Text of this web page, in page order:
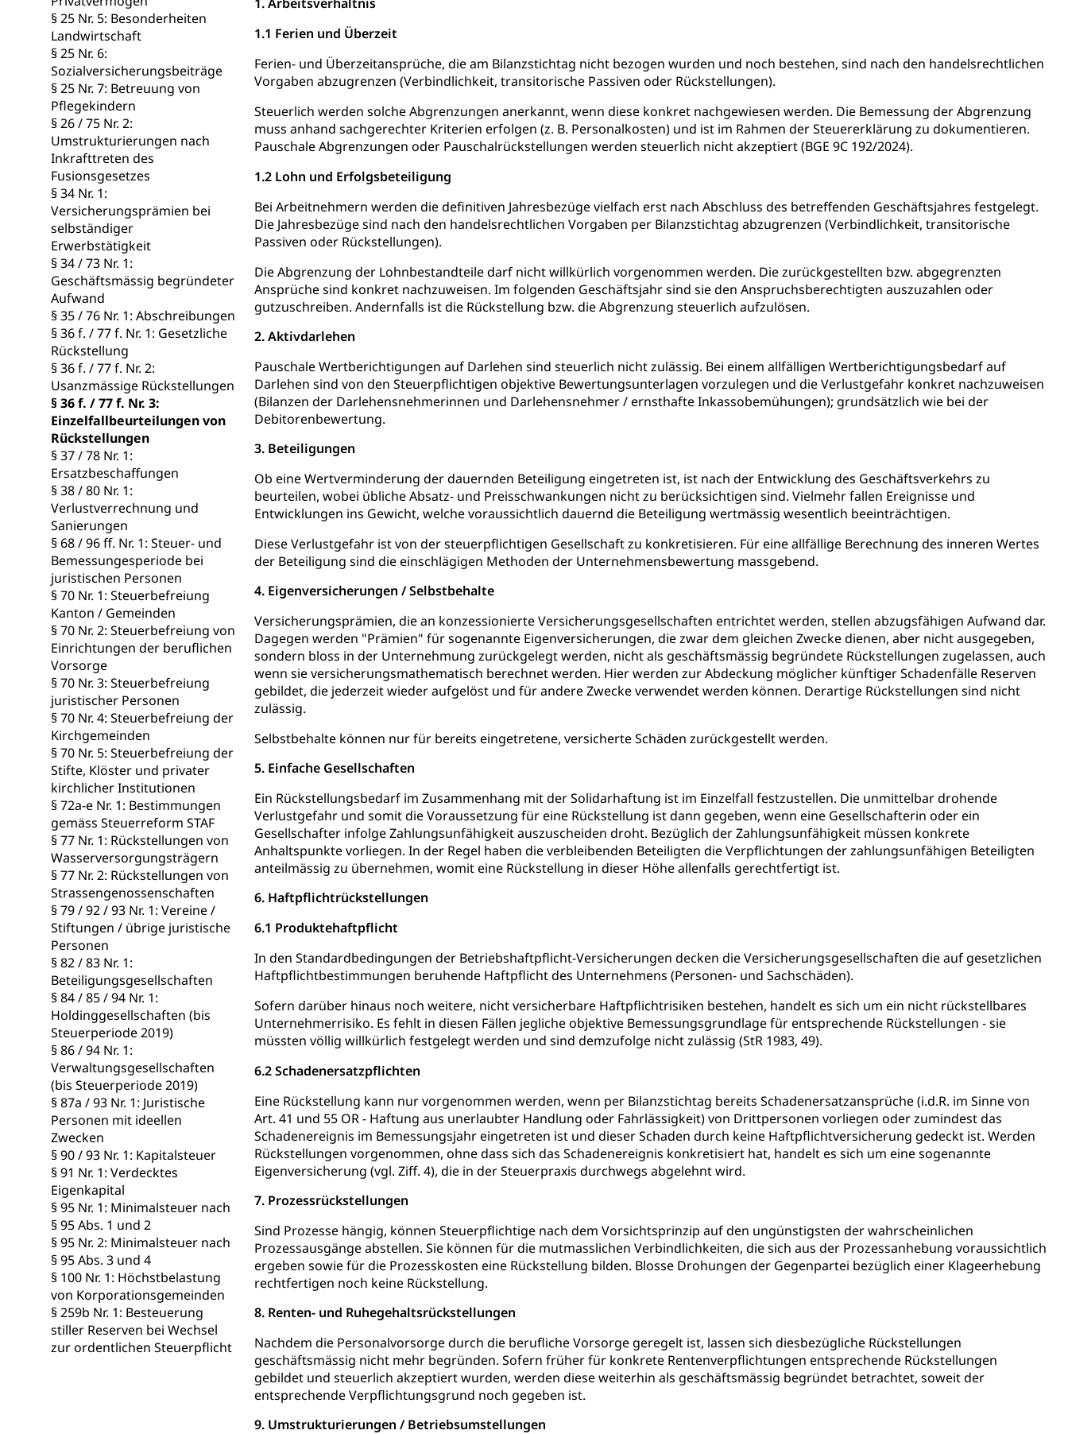
§ 25 Nr. 5: Besonderheiten
Landwirtschaft
§ 25 Nr. 6:
Sozialversicherungsbeiträge
§ 25 Nr. 7: Betreuung von
Pflegekindern
§ 26 / 75 Nr. 2:
Umstrukturierungen nach
Inkrafttreten des
Fusionsgesetzes
§ 34 Nr. 1:
Versicherungsprämien bei
selbständiger
Erwerbstätigkeit
§ 34 / 73 Nr. 1:
Geschäftsmässig begründeter
Aufwand
§ 35 / 76 Nr. 1: Abschreibungen
§ 36 f. / 77 f. Nr. 1: Gesetzliche
Rückstellung
§ 36 f. / 77 f. Nr. 2:
Usanzmässige Rückstellungen
§ 36 f. / 77 f. Nr. 3:
Einzelfallbeurteilungen von
Rückstellungen
§ 37 / 78 Nr. 1:
Ersatzbeschaffungen
§ 38 / 80 Nr. 1:
Verlustverrechnung und
Sanierungen
§ 68 / 96 ff. Nr. 1: Steuer- und
Bemessungesperiode bei
juristischen Personen
§ 70 Nr. 1: Steuerbefreiung
Kanton / Gemeinden
§ 70 Nr. 2: Steuerbefreiung von
Einrichtungen der beruflichen
Vorsorge
§ 70 Nr. 3: Steuerbefreiung
juristischer Personen
§ 70 Nr. 4: Steuerbefreiung der
Kirchgemeinden
§ 70 Nr. 5: Steuerbefreiung der
Stifte, Klöster und privater
kirchlicher Institutionen
§ 72a-e Nr. 1: Bestimmungen
gemäss Steuerreform STAF
§ 77 Nr. 1: Rückstellungen von
Wasserversorgungsträgern
§ 77 Nr. 2: Rückstellungen von
Strassengenossenschaften
§ 79 / 92 / 93 Nr. 1: Vereine /
Stiftungen / übrige juristische
Personen
§ 82 / 83 Nr. 1:
Beteiligungsgesellschaften
§ 84 / 85 / 94 Nr. 1:
Holdinggesellschaften (bis
Steuerperiode 2019)
§ 86 / 94 Nr. 1:
Verwaltungsgesellschaften
(bis Steuerperiode 2019)
§ 87a / 93 Nr. 1: Juristische
Personen mit ideellen
Zwecken
§ 90 / 93 Nr. 1: Kapitalsteuer
§ 91 Nr. 1: Verdecktes
Eigenkapital
§ 95 Nr. 1: Minimalsteuer nach
§ 95 Abs. 1 und 2
§ 95 Nr. 2: Minimalsteuer nach
§ 95 Abs. 3 und 4
§ 100 Nr. 1: Höchstbelastung
von Korporationsgemeinden
§ 259b Nr. 1: Besteuerung
stiller Reserven bei Wechsel
zur ordentlichen Steuerpflicht
1.1 Ferien und Überzeit
Ferien- und Überzeitansprüche, die am Bilanzstichtag nicht bezogen wurden und noch bestehen, sind nach den handelsrechtlichen
Vorgaben abzugrenzen (Verbindlichkeit, transitorische Passiven oder Rückstellungen).
Steuerlich werden solche Abgrenzungen anerkannt, wenn diese konkret nachgewiesen werden. Die Bemessung der Abgrenzung
muss anhand sachgerechter Kriterien erfolgen (z. B. Personalkosten) und ist im Rahmen der Steuererklärung zu dokumentieren.
Pauschale Abgrenzungen oder Pauschalrückstellungen werden steuerlich nicht akzeptiert (BGE 9C 192/2024).
1.2 Lohn und Erfolgsbeteiligung
Bei Arbeitnehmern werden die definitiven Jahresbezüge vielfach erst nach Abschluss des betreffenden Geschäftsjahres festgelegt.
Die Jahresbezüge sind nach den handelsrechtlichen Vorgaben per Bilanzstichtag abzugrenzen (Verbindlichkeit, transitorische
Passiven oder Rückstellungen).
Die Abgrenzung der Lohnbestandteile darf nicht willkürlich vorgenommen werden. Die zurückgestellten bzw. abgegrenzten
Ansprüche sind konkret nachzuweisen. Im folgenden Geschäftsjahr sind sie den Anspruchsberechtigten auszuzahlen oder
gutzuschreiben. Andernfalls ist die Rückstellung bzw. die Abgrenzung steuerlich aufzulösen.
2. Aktivdarlehen
Pauschale Wertberichtigungen auf Darlehen sind steuerlich nicht zulässig. Bei einem allfälligen Wertberichtigungsbedarf auf
Darlehen sind von den Steuerpflichtigen objektive Bewertungsunterlagen vorzulegen und die Verlustgefahr konkret nachzuweisen
(Bilanzen der Darlehensnehmerinnen und Darlehensnehmer / ernsthafte Inkassobemühungen); grundsätzlich wie bei der
Debitorenbewertung.
3. Beteiligungen
Ob eine Wertverminderung der dauernden Beteiligung eingetreten ist, ist nach der Entwicklung des Geschäftsverkehrs zu
beurteilen, wobei übliche Absatz- und Preisschwankungen nicht zu berücksichtigen sind. Vielmehr fallen Ereignisse und
Entwicklungen ins Gewicht, welche voraussichtlich dauernd die Beteiligung wertmässig wesentlich beeinträchtigen.
Diese Verlustgefahr ist von der steuerpflichtigen Gesellschaft zu konkretisieren. Für eine allfällige Berechnung des inneren Wertes
der Beteiligung sind die einschlägigen Methoden der Unternehmensbewertung massgebend.
4. Eigenversicherungen / Selbstbehalte
Versicherungsprämien, die an konzessionierte Versicherungsgesellschaften entrichtet werden, stellen abzugsfähigen Aufwand dar.
Dagegen werden "Prämien" für sogenannte Eigenversicherungen, die zwar dem gleichen Zwecke dienen, aber nicht ausgegeben,
sondern bloss in der Unternehmung zurückgelegt werden, nicht als geschäftsmässig begründete Rückstellungen zugelassen, auch
wenn sie versicherungsmathematisch berechnet werden. Hier werden zur Abdeckung möglicher künftiger Schadenfälle Reserven
gebildet, die jederzeit wieder aufgelöst und für andere Zwecke verwendet werden können. Derartige Rückstellungen sind nicht
zulässig.
Selbstbehalte können nur für bereits eingetretene, versicherte Schäden zurückgestellt werden.
5. Einfache Gesellschaften
Ein Rückstellungsbedarf im Zusammenhang mit der Solidarhaftung ist im Einzelfall festzustellen. Die unmittelbar drohende
Verlustgefahr und somit die Voraussetzung für eine Rückstellung ist dann gegeben, wenn eine Gesellschafterin oder ein
Gesellschafter infolge Zahlungsunfähigkeit auszuscheiden droht. Bezüglich der Zahlungsunfähigkeit müssen konkrete
Anhaltspunkte vorliegen. In der Regel haben die verbleibenden Beteiligten die Verpflichtungen der zahlungsunfähigen Beteiligten
anteilmässig zu übernehmen, womit eine Rückstellung in dieser Höhe allenfalls gerechtfertigt ist.
6. Haftpflichtrückstellungen
6.1 Produktehaftpflicht
In den Standardbedingungen der Betriebshaftpflicht-Versicherungen decken die Versicherungsgesellschaften die auf gesetzlichen
Haftpflichtbestimmungen beruhende Haftpflicht des Unternehmens (Personen- und Sachschäden).
Sofern darüber hinaus noch weitere, nicht versicherbare Haftpflichtrisiken bestehen, handelt es sich um ein nicht rückstellbares
Unternehmerrisiko. Es fehlt in diesen Fällen jegliche objektive Bemessungsgrundlage für entsprechende Rückstellungen - sie
müssten völlig willkürlich festgelegt werden und sind demzufolge nicht zulässig (StR 1983, 49).
6.2 Schadenersatzpflichten
Eine Rückstellung kann nur vorgenommen werden, wenn per Bilanzstichtag bereits Schadenersatzansprüche (i.d.R. im Sinne von
Art. 41 und 55 OR - Haftung aus unerlaubter Handlung oder Fahrlässigkeit) von Drittpersonen vorliegen oder zumindest das
Schadenereignis im Bemessungsjahr eingetreten ist und dieser Schaden durch keine Haftpflichtversicherung gedeckt ist. Werden
Rückstellungen vorgenommen, ohne dass sich das Schadenereignis konkretisiert hat, handelt es sich um eine sogenannte
Eigenversicherung (vgl. Ziff. 4), die in der Steuerpraxis durchwegs abgelehnt wird.
7. Prozessrückstellungen
Sind Prozesse hängig, können Steuerpflichtige nach dem Vorsichtsprinzip auf den ungünstigsten der wahrscheinlichen
Prozessausgänge abstellen. Sie können für die mutmasslichen Verbindlichkeiten, die sich aus der Prozessanhebung voraussichtlich
ergeben sowie für die Prozesskosten eine Rückstellung bilden. Blosse Drohungen der Gegenpartei bezüglich einer Klageerhebung
rechtfertigen noch keine Rückstellung.
8. Renten- und Ruhegehaltsrückstellungen
Nachdem die Personalvorsorge durch die berufliche Vorsorge geregelt ist, lassen sich diesbezügliche Rückstellungen
geschäftsmässig nicht mehr begründen. Sofern früher für konkrete Rentenverpflichtungen entsprechende Rückstellungen
gebildet und steuerlich akzeptiert wurden, werden diese weiterhin als geschäftsmässig begründet betrachtet, soweit der
entsprechende Verpflichtungsgrund noch gegeben ist.
9. Umstrukturierungen / Betriebsumstellungen
Familienzulagen (WAS Luzern)
Kinder und Jugendliche
Mündigkeit, Kindesschutz, Jugendschutz
Kinder- und Jugendförderung Psychische Gesundheit IV für Kinder und Jugendliche (WAS Luzern)
Pflege / Pflegeheim
Hauspflege, spitalexterne Pflege, Spitex
Betreuende Angehörige Pflegeheimliste und freie Pflegeplätze Betreuung von Angehörigen (WAS Luzern)
Religion
Kirche, Gottesdienst, Seelsorge, Religionsgemeinschaft
Religionsvielfalt Im Kanton Luzern (unilu) Religion (gruezi.lu.ch)
Sport
Freizeitaktivitäten, Schulsport, Spitzensport, Breitensport, Jugend und Sport, Sportanlagen
Olympiateam Kanton Luzern Offene Sporthallen Gesundheitsförderung Jugend+Sport
Freiwilliger Schulsport
Sportförderung
Tiere
Haustiere, Heimtiere, Wildtiere, Veterinärmedizin, Tiermedizin, Tierarzt, Tierschutz, Jagd, Fischerei, Viehzucht
Tierschutz
Hunde
Todesfall
Bestattung, Beerdigung, Testament, Erbrecht, Erbschaft, Todesschein, Todesanzeige, Zivilstandsamt, Erben, Erbenliste
Ärztliche Todesbescheinigung
Sicherheit
Armee
Militär, Militärdienst, Militärdienstpflicht, Wehrpflicht, Berufssoldat, Militärdienstverweigerer, Dienstverweigerer, Militärdienstverweigerung,
Wehrpflichtersatz, Wehrpflichtersatzabgabe
Militär Schweizer Armee Erwerbsausfallentschädigung (WAS Luzern)
Bevölkerungsschutz
Katastrophenschutz, Katastrophenhilfe, Polizei, Feuerwehr, Gesundheitswesen, technische Betriebe, Alarmierung, Sirenentest
Ordnungskräfte, Sicherheit, öffentliche Ordnung
Polizei
Versorgung
Vorratshaltung, Vorrat
Waffen
Waffen, Sprengstoffe und Pyrotechnik
Zivildienst
Militärdienst
Bundesamt für Zivildienst ZIVI Erwerbsausfallentschädigung (WAS Luzern)
Zivilschutz
Schutzdienstpflicht, Schutzraum, Schutzraumbaupflicht
Gleichstellung von Frau und Mann
Diskriminierung, Gleichstellungsbüro, Mobbing
Gleichstellung aller Geschlechter und Lebensformen
Gleichstellung Menschen mit Behinderungen
Schlichtungsbehörde Gleichstellung
Zivilverfahren
Zivilrecht, Zivilrechtspflege, Gerichtsverfahren
Bezirksgerichte: Aufgaben und Verfahren Kosten im Zivilprozess
Betreibung und Konkurs
Bankrott, Schulden, Zahlungsunfähigkeit, Pfändung
Schulden (gruezi.lu.ch) Betreibungsämter Betreibungsverfahren Konkursämter
Demokratie
Regierungsform, Stimm- und Wahlrecht, Stimmrecht, Abstimmungen, Wahlen, politische Parteien, Grundfreiheiten, Pluralismus
Volksrechte
Kantonale Steuern
Finanzausgleich, Einkommenssteuer, Kopfsteuer, Personalsteuer, Haushaltssteuer, Vermögenssteuer, Verrechnungssteuer, Quellensteuer,
Grundstückgewinnsteuer, Liegenschaftssteuer, Handänderungssteuer, Grundsteuer, Kirchensteuer, Gewerbesteuer, Vergnügungssteuer,
Reklameplakatsteuer, Verkehrssteuer, Erbschaftssteuer, Schenkungssteuer, Gewinn- und Kapitalsteuer
Steuern (Dienststelle)
Ombudsstellen
Vermittler, Vermittlungsstelle, Schlichtungsstelle, Vermittlung, Schlichtung, Mediation
Umgang mit Beschwerden (Volksschulen) Beschwerde Strassenverkehrsamt
Beschwerdestelle Spitäler
Schlichtungsstelle SEG
Rassismus